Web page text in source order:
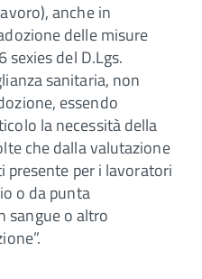
anche in
delle misure
sexies del D.Lgs.
sanitaria, non
essendo
la necessità della
che dalla valutazione
per i lavoratori
o da punta
sangue o altro